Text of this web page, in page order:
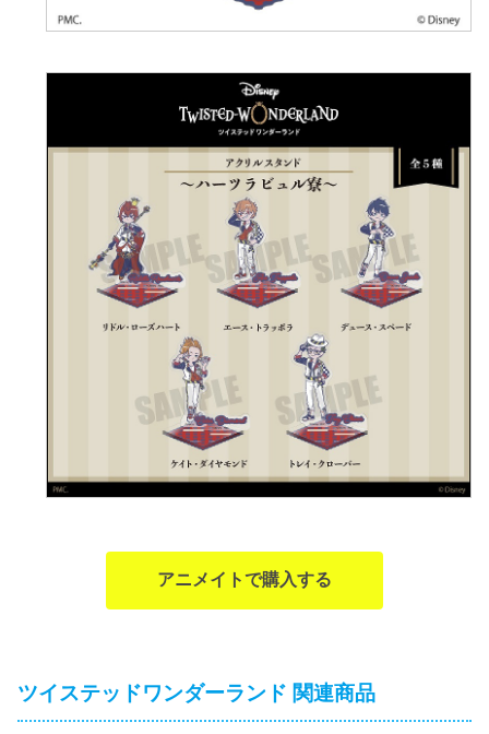
アニメイトで購入する
ツイステッドワンダーランド 関連商品